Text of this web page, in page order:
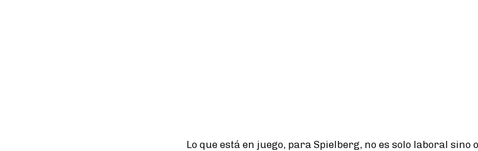
Lo que está en juego, para Spielberg, no es solo laboral sino